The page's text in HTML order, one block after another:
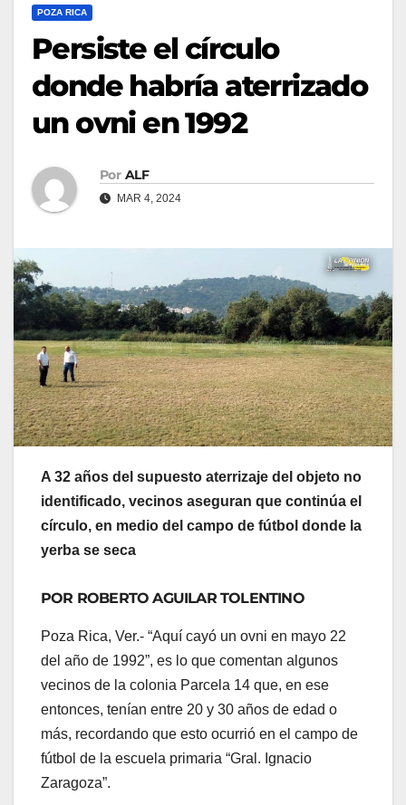
POZA RICA
Persiste el círculo
donde habría aterrizado
un ovni en 1992
Por ALF
MAR 4, 2024
A 32 años del supuesto aterrizaje del objeto no
identificado, vecinos aseguran que continúa el
círculo, en medio del campo de fútbol donde la
yerba se seca
POR ROBERTO AGUILAR TOLENTINO
Poza Rica, Ver.- “Aquí cayó un ovni en mayo 22
del año de 1992”, es lo que comentan algunos
vecinos de la colonia Parcela 14 que, en ese
entonces, tenían entre 20 y 30 años de edad o
más, recordando que esto ocurrió en el campo de
fútbol de la escuela primaria “Gral. Ignacio
Zaragoza”.